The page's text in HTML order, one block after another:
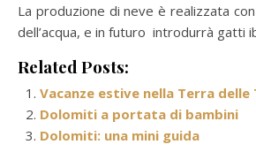
La produzione di neve è realizzata
dell’acqua, e in futuro introdurrà gatti
Related Posts:
Vacanze estive nella Terra delle
Dolomiti a portata di bambini
Dolomiti: una mini guida